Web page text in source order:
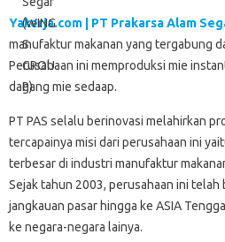
Yakerja.com | PT Prakarsa Alam
manufaktur makanan yang tergabung
Perusahaan ini memproduksi mie
dagang mie sedaap.
PT PAS selalu berinovasi melahirkan
tercapainya misi dari perusahaan ini
terbesar di industri manufaktur
Sejak tahun 2003, perusahaan ini telah
jangkauan pasar hingga ke ASIA
ke negara-negara lainya.